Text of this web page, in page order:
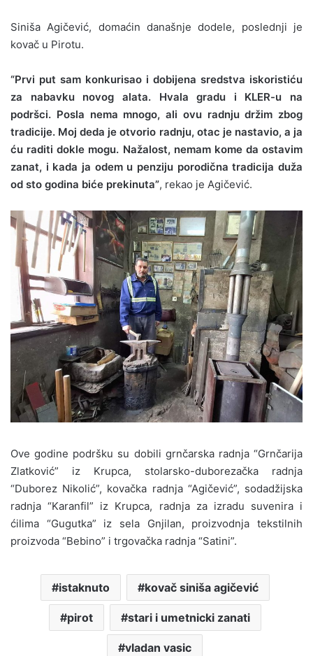
Siniša Agičević, domaćin današnje dodele, poslednji je
kovač u Pirotu.
“Prvi put sam konkurisao i dobijena sredstva iskoristiću
za nabavku novog alata. Hvala gradu i KLER-u na
podršci. Posla nema mnogo, ali ovu radnju držim zbog
tradicije. Moj deda je otvorio radnju, otac je nastavio, a ja
ću raditi dokle mogu. Nažalost, nemam kome da ostavim
zanat, i kada ja odem u penziju porodična tradicija duža
od sto godina biće prekinuta”, rekao je Agičević.
Ove godine podršku su dobili grnčarska radnja “Grnčarija
Zlatković” iz Krupca, stolarsko-duborezačka radnja
“Duborez Nikolić”, kovačka radnja “Agičević”, sodadžijska
radnja “Karanfil” iz Krupca, radnja za izradu suvenira i
ćilima “Gugutka” iz sela Gnjilan, proizvodnja tekstilnih
proizvoda “Bebino” i trgovačka radnja “Satini”.
istaknuto kovač siniša agičević
pirot stari i umetnicki zanati
vladan vasic